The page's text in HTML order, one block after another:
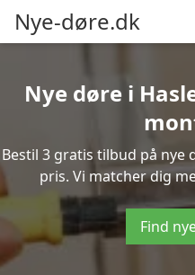
Nye-døre.dk
Nye døre i
Bestil 3 gratis tilbud på nye
pris. Vi matcher dig
Find